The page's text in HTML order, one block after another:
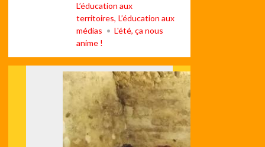
L’éducation aux
territoires L’éducation aux
médias
L'été, ça nous
anime !
Suiv
ant